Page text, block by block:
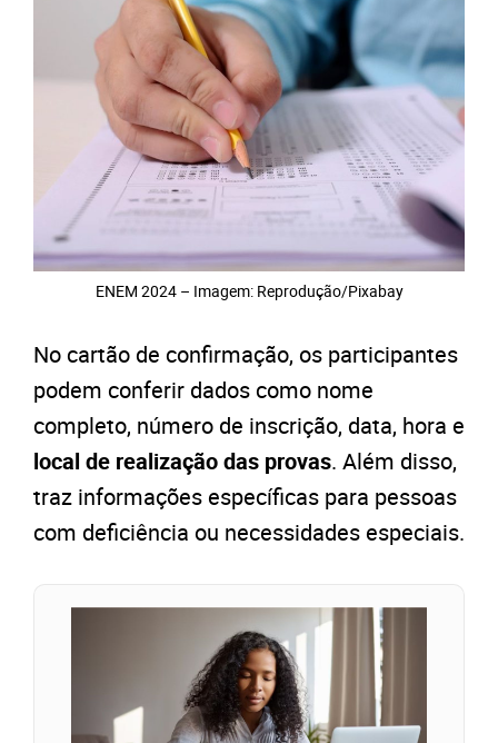
ENEM 2024 – Imagem: Reprodução/Pixabay
No cartão de confirmação, os participantes
podem conferir dados como nome
completo, número de inscrição, data, hora e
local de realização das provas. Além disso,
traz informações específicas para pessoas
com deficiência ou necessidades especiais.